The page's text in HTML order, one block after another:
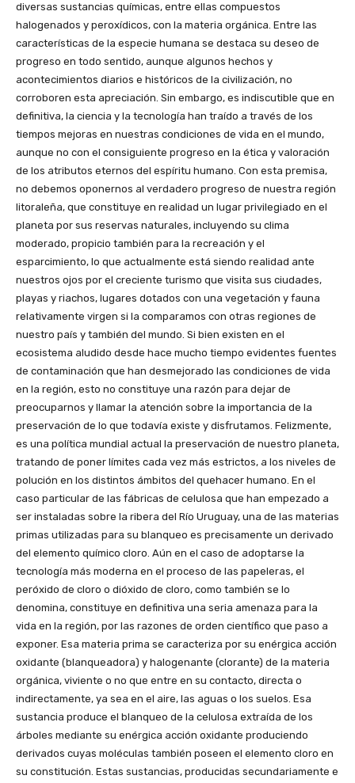
diversas sustancias químicas, entre ellas compuestos
halogenados y peroxídicos, con la materia orgánica. Entre las
características de la especie humana se destaca su deseo de
progreso en todo sentido, aunque algunos hechos y
acontecimientos diarios e históricos de la civilización, no
corroboren esta apreciación. Sin embargo, es indiscutible que en
definitiva, la ciencia y la tecnología han traído a través de los
tiempos mejoras en nuestras condiciones de vida en el mundo,
aunque no con el consiguiente progreso en la ética y valoración
de los atributos eternos del espíritu humano. Con esta premisa,
no debemos oponernos al verdadero progreso de nuestra región
litoraleña, que constituye en realidad un lugar privilegiado en el
planeta por sus reservas naturales, incluyendo su clima
moderado, propicio también para la recreación y el
esparcimiento, lo que actualmente está siendo realidad ante
nuestros ojos por el creciente turismo que visita sus ciudades,
playas y riachos, lugares dotados con una vegetación y fauna
relativamente virgen si la comparamos con otras regiones de
nuestro país y también del mundo. Si bien existen en el
ecosistema aludido desde hace mucho tiempo evidentes fuentes
de contaminación que han desmejorado las condiciones de vida
en la región, esto no constituye una razón para dejar de
preocuparnos y llamar la atención sobre la importancia de la
preservación de lo que todavía existe y disfrutamos. Felizmente,
es una política mundial actual la preservación de nuestro planeta,
tratando de poner límites cada vez más estrictos, a los niveles de
polución en los distintos ámbitos del quehacer humano. En el
caso particular de las fábricas de celulosa que han empezado a
ser instaladas sobre la ribera del Río Uruguay, una de las materias
primas utilizadas para su blanqueo es precisamente un derivado
del elemento químico cloro. Aún en el caso de adoptarse la
tecnología más moderna en el proceso de las papeleras, el
peróxido de cloro o dióxido de cloro, como también se lo
denomina, constituye en definitiva una seria amenaza para la
vida en la región, por las razones de orden científico que paso a
exponer. Esa materia prima se caracteriza por su enérgica acción
oxidante (blanqueadora) y halogenante (clorante) de la materia
orgánica, viviente o no que entre en su contacto, directa o
indirectamente, ya sea en el aire, las aguas o los suelos. Esa
sustancia produce el blanqueo de la celulosa extraída de los
árboles mediante su enérgica acción oxidante produciendo
derivados cuyas moléculas también poseen el elemento cloro en
su constitución. Estas sustancias, producidas secundariamente e